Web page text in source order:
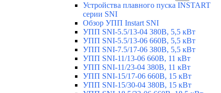
Устройства плавного пуска INSTART
серии SNI
Обзор УПП Instart SNI
УПП SNI-5.5/13-04 380В, 5,5 кВт
УПП SNI-5.5/13-06 660В, 5,5 кВт
УПП SNI-7.5/17-06 380В, 5,5 кВт
УПП SNI-11/13-06 660В, 11 кВт
УПП SNI-11/23-04 380В, 11 кВт
УПП SNI-15/17-06 660В, 15 кВт
УПП SNI-15/30-04 380В, 15 кВт